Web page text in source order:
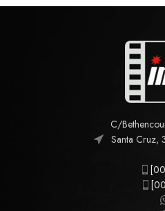
C/
Santa Cruz,